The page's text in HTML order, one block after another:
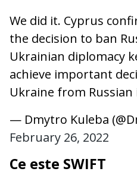
We did it. Cyprus
the decision to ban
Ukrainian diplomacy
achieve important
Ukraine from Russian
— Dmytro Kuleba
February 26, 2022
Ce este SWIFT